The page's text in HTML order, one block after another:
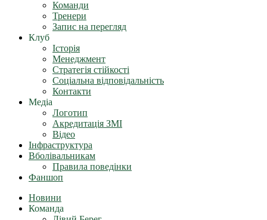
Команди
Тренери
Запис на перегляд
Клуб
Історія
Менеджмент
Стратегія стійкості
Соціальна відповідальність
Контакти
Медіа
Логотип
Акредитація ЗМІ
Відео
Інфраструктура
Вболівальникам
Правила поведінки
Фаншоп
Новини
Команда